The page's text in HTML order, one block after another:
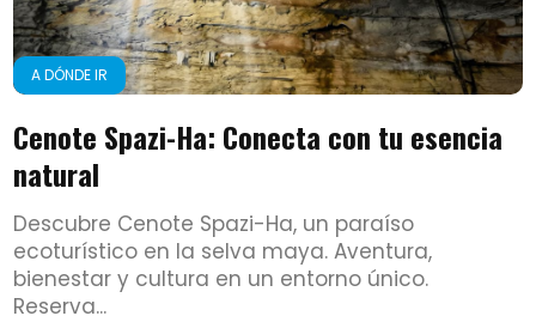
A DÓNDE IR
Cenote Spazi-Ha: Conecta con tu esencia
natural
Descubre Cenote Spazi-Ha, un paraíso
ecoturístico en la selva maya. Aventura,
bienestar y cultura en un entorno único.
Reserva...